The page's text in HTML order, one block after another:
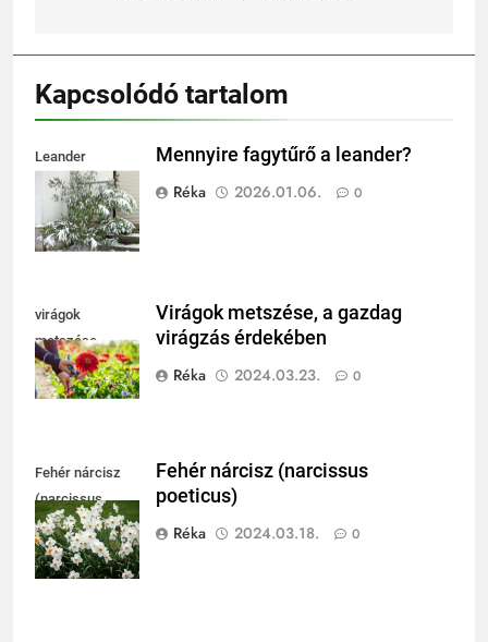
Kapcsolódó tartalom
Leander
fagytűrése
Mennyire fagytűrő a leander?
Réka
2026.01.06. 0
virágok
metszése
Virágok metszése, a gazdag
virágzás érdekében
Réka
2024.03.23. 0
Fehér nárcisz
(narcissus
poeticus)
Fehér nárcisz (narcissus
poeticus)
Réka
2024.03.18. 0